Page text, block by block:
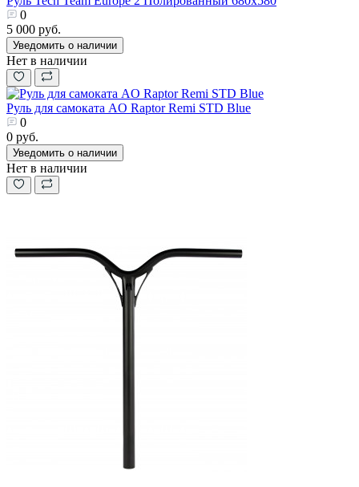
0
5 000 руб.
Уведомить о наличии
Нет в наличии
Руль для самоката AO Raptor Remi STD Blue
0
0 руб.
Уведомить о наличии
Нет в наличии